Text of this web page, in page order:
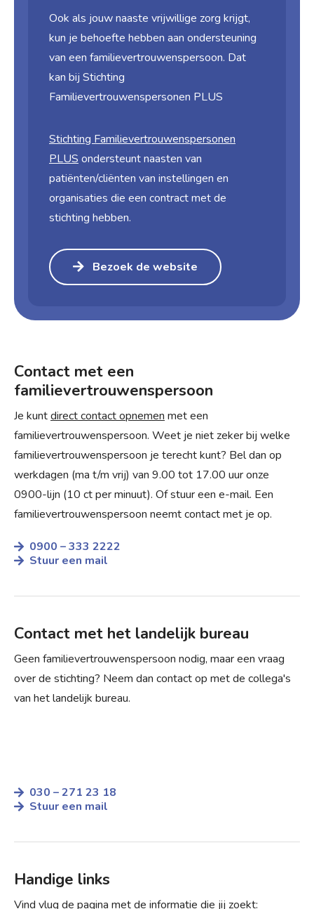
Ook als jouw naaste vrijwillige zorg krijgt,
kun je behoefte hebben aan ondersteuning
van een familievertrouwenspersoon. Dat
kan bij Stichting
Familievertrouwenspersonen PLUS
Stichting Familie­vertrouwens­personen
PLUS ondersteunt naasten van
patiënten/cliënten van instellingen en
organisaties die een contract met de
stichting hebben.
Bezoek de website
Contact met een
familievertrouwenspersoon
Je kuntdirect contact opnemen met een
familievertrouwenspersoon. Weet je niet zeker bij welke
familievertrouwenspersoon je terecht kunt? Bel dan op
werkdagen (ma t/m vrij) van 9.00 tot 17.00 uur onze
0900-lijn (10 ct per minuut). Of stuur een e-mail. Een
familie­vertrouwens­persoon neemt contact met je op.
0900 – 333 2222
Stuur een mail
Contact met het landelijk bureau
Geen familievertrouwenspersoon nodig, maar een vraag
over de stichting? Neem dan contact op met de collega's
van het landelijk bureau.
030 – 271 23 18
Stuur een mail
Handige links
Vind vlug de pagina met de informatie die jij zoekt: